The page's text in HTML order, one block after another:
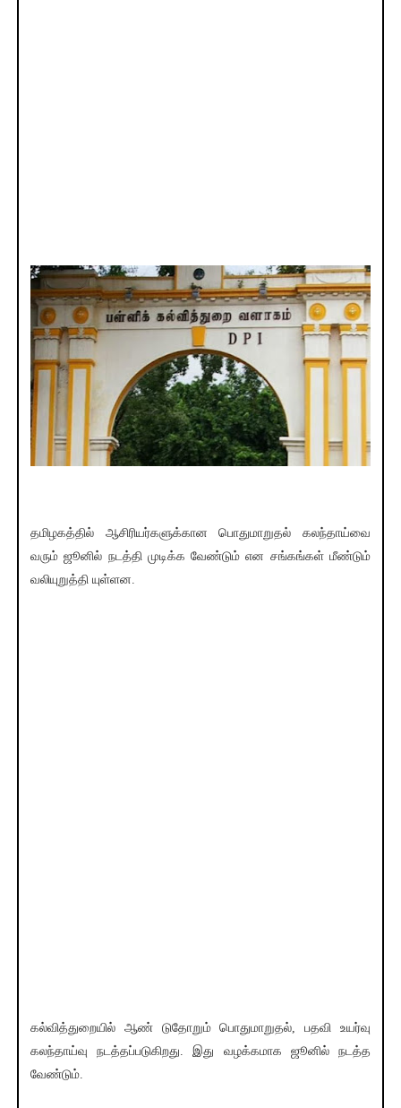
தமிழகத்தில் ஆசிரியர்களுக்கான பொதுமாறுதல் கலந்தாய்வை
வரும் ஜூனில் நடத்தி முடிக்க வேண்டும் என சங்கங்கள் மீண்டும்
வலியுறுத்தி யுள்ளன.
கல்வித்துறையில் ஆண் டுதோறும் பொதுமாறுதல், பதவி உயர்வு
கலந்தாய்வு நடத்தப்படுகிறது. இது வழக்கமாக ஜூனில் நடத்த
வேண்டும்.